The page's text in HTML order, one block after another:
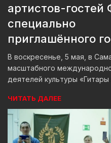
артистов-гостей
специально
приглашённого
В воскресенье, 5 мая, в
масштабного
деятелей культуры «Гитары
ЧИТАТЬ ДАЛЕЕ